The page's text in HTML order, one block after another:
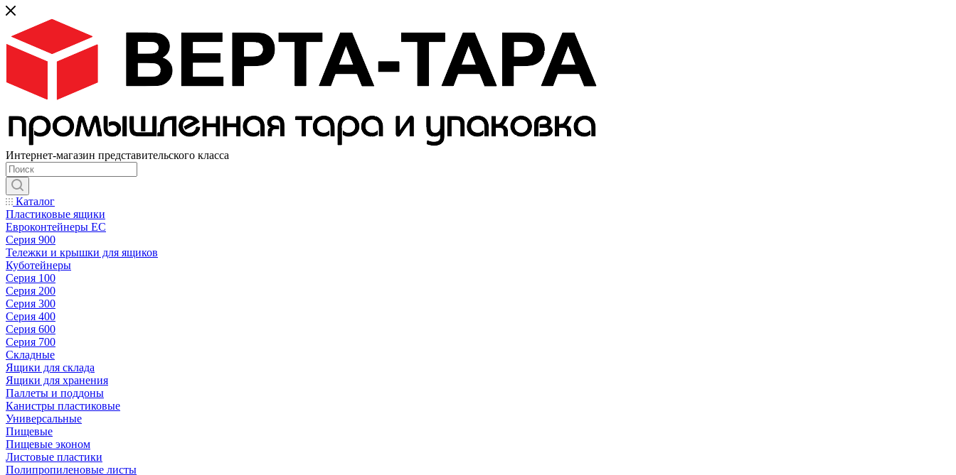
Интернет-магазин представительского класса
Каталог
Пластиковые ящики
Евроконтейнеры ЕС
Серия 900
Тележки и крышки для ящиков
Куботейнеры
Серия 100
Серия 200
Серия 300
Серия 400
Серия 600
Серия 700
Складные
Ящики для склада
Ящики для хранения
Паллеты и поддоны
Канистры пластиковые
Универсальные
Пищевые
Пищевые эконом
Листовые пластики
Полипропиленовые листы